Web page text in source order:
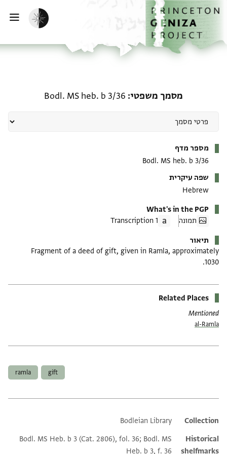
לתוכןהבית
הפעלת מצב כהה
מסמך משפטי Bodl. MS heb. b 3/36
מספר מדף
Bodl. MS heb. b 3/36
שפה עיקרית
Hebrew
What's in the PGP
תמונה
1 Transcription
תיאור
Fragment of a deed of gift, given in Ramla, approximately
1030.
Related Places
Mentioned
al-Ramla
gift
ramla
Additional metadata
Collection
Bodleian Library
Historical
shelfmarks
Bodl. MS Heb. b 3 (Cat. 2806), fol. 36; Bodl. MS
Heb. b 3, f. 36